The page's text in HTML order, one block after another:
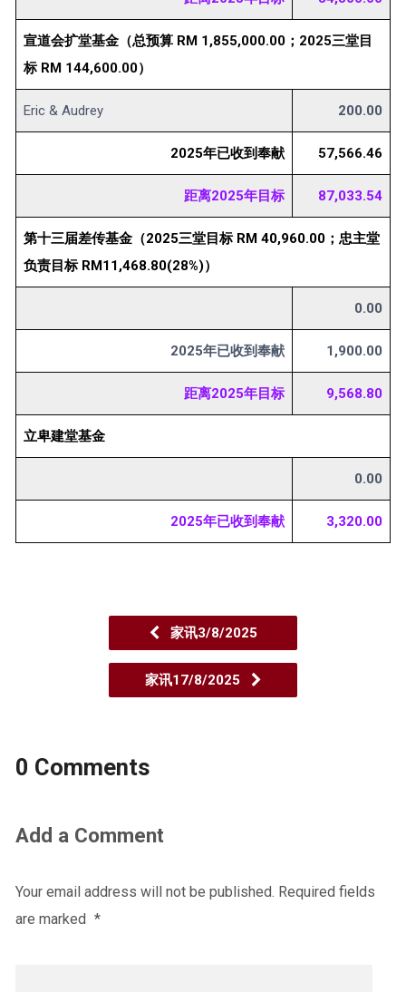
宣道会扩堂基金（总预算 RM 1,855,000.00；2025三堂目
标 RM 144,600.00）
Eric & Audrey 200.00
2025年已收到奉献 57,566.46
距离2025年目标 87,033.54
第十三届差传基金（2025三堂目标 RM 40,960.00；忠主堂
负责目标 RM11,468.80(28%)）
0.00
2025年已收到奉献 1,900.00
距离2025年目标 9,568.80
立卑建堂基金
0.00
2025年已收到奉献 3,320.00
家讯3/8/2025
家讯17/8/2025
0 Comments
Add a Comment
Your email address will not be published. Required fields
are marked *